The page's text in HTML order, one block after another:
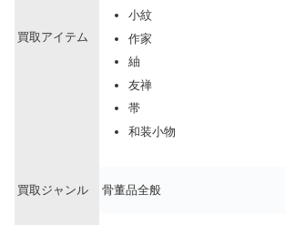
買取アイテム
小紋
作家
紬
友禅
帯
和装小物
買取ジャンル 骨董品全般